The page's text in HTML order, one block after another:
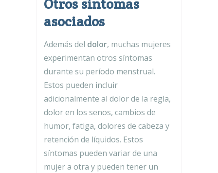
Otros síntomas
asociados
Además del dolor, muchas mujeres
experimentan otros síntomas
durante su período menstrual.
Estos pueden incluir
adicionalmente al dolor de la regla,
dolor en los senos, cambios de
humor, fatiga, dolores de cabeza y
retención de líquidos. Estos
síntomas pueden variar de una
mujer a otra y pueden tener un